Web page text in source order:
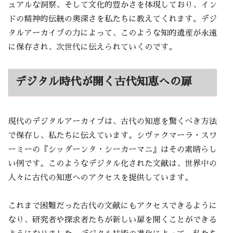
ュアルな洞察、そして文化的豊かさを体現しており、イン
ドの精神的伝統の奥深さを私たちに教えてくれます。デジ
タルアーカイブの力によって、このような知的遺産が永遠
に保存され、次世代に伝えられていくのです。
デジタル時代が開く古代知恵への扉
現代のデジタルアーカイブは、古代の知恵を驚くべき方法
で保存し、私たちに伝えています。シヴァクマーラ・スワ
ーミーの『シッダーンタ・シーカーマニ』はその素晴らし
い例です。このようなデジタル化された文献は、世界中の
人々に古代の知恵へのアクセスを提供しています。
これまで困難だった古代の文献にもアクセスできるように
なり、研究者や探求者たちが新しい扉を開くことができる